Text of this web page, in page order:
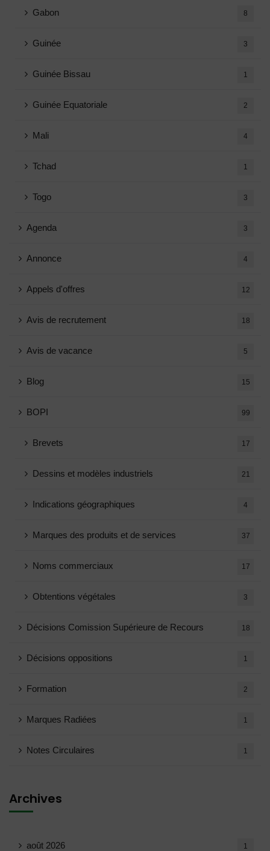
Gabon 8
Guinée 3
Guinée Bissau 1
Guinée Equatoriale 2
Mali 4
Tchad 1
Togo 3
Agenda 3
Annonce 4
Appels d'offres 12
Avis de recrutement 18
Avis de vacance 5
Blog 15
BOPI 99
Brevets 17
Dessins et modèles industriels 21
Indications géographiques 4
Marques des produits et de services 37
Noms commerciaux 17
Obtentions végétales 3
Décisions Comission Supérieure de Recours 18
Décisions oppositions 1
Formation 2
Marques Radiées 1
Notes Circulaires 1
Archives
août 2026 1